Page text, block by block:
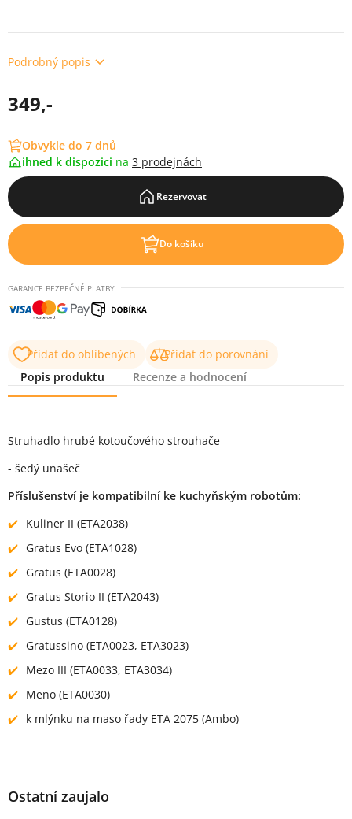
Podrobný popis
349,-
Obvykle do 7 dnů
ihned k dispozici na 3 prodejnách
Rezervovat
Do košíku
GARANCE BEZPEČNÉ PLATBY
Přidat do oblíbených
Přidat do porovnání
Popis produktu
Recenze a hodnocení
Struhadlo hrubé kotoučového strouhače
- šedý unašeč
Příslušenství je kompatibilní ke kuchyňským robotům:
Kuliner II (ETA2038)
Gratus Evo (ETA1028)
Gratus (ETA0028)
Gratus Storio II (ETA2043)
Gustus (ETA0128)
Gratussino (ETA0023, ETA3023)
Mezo III (ETA0033, ETA3034)
Meno (ETA0030)
k mlýnku na maso řady ETA 2075 (Ambo)
Ostatní zaujalo